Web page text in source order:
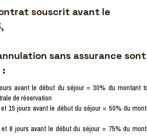
souscrit avant le
sans assurance sont
avant le début du séjour = 30% du montant
de réservation
15 jours avant le début du séjour = 50% du
8 jours avant le début du séjour = 75% du